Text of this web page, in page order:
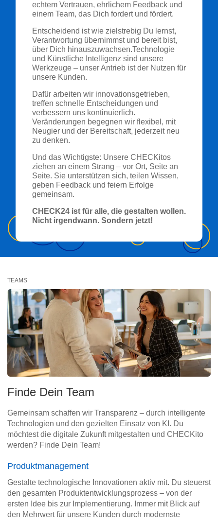
echtem Vertrauen, ehrlichem Feedback und
einem Team, das Dich fordert und fördert.
Entscheidend ist wie zielstrebig Du lernst,
Verantwortung übernimmst und bereit bist,
über Dich hinauszuwachsen.Technologie
und Künstliche Intelligenz sind unsere
Werkzeuge – unser Antrieb ist der Nutzen für
unsere Kunden.
Dafür arbeiten wir innovationsgetrieben,
treffen schnelle Entscheidungen und
verbessern uns kontinuierlich.
Veränderungen begegnen wir flexibel, mit
Neugier und der Bereitschaft, jederzeit neu
zu denken.
Und das Wichtigste: Unsere CHECKitos
ziehen an einem Strang – vor Ort, Seite an
Seite. Sie unterstützen sich, teilen Wissen,
geben Feedback und feiern Erfolge
gemeinsam.
CHECK24 ist für alle, die gestalten wollen.
Nicht irgendwann. Sondern jetzt!
TEAMS
Finde Dein Team
Gemeinsam schaffen wir Transparenz – durch intelligente
Technologien und den gezielten Einsatz von KI. Du
möchtest die digitale Zukunft mitgestalten und CHECKito
werden? Finde Dein Team!
Produktmanagement
Gestalte technologische Innovationen aktiv mit. Du steuerst
den gesamten Produktentwicklungsprozess – von der
ersten Idee bis zur Implementierung. Immer mit Blick auf
den Mehrwert für unsere Kunden durch modernste